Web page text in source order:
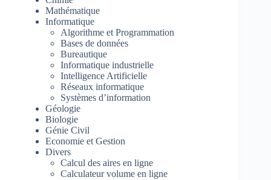
Mathématique
Informatique
Algorithme et Programmation
Bases de données
Bureautique
Informatique industrielle
Intelligence Artificielle
Réseaux informatique
Systèmes d’information
Géologie
Biologie
Génie Civil
Economie et Gestion
Divers
Calcul des aires en ligne
Calculateur volume en ligne